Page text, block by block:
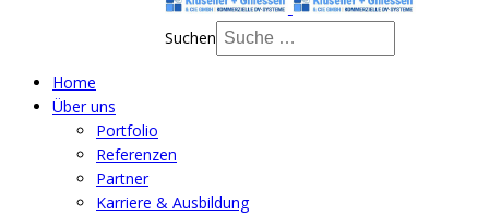
Suchen
Home
Über uns
Portfolio
Referenzen
Partner
Karriere & Ausbildung